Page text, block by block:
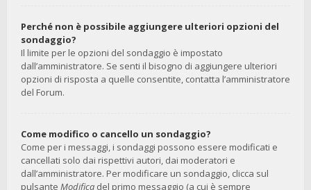
Perché non è possibile aggiungere ulteriori opzioni del
sondaggio?
Il limite per le opzioni del sondaggio è impostato
dall’amministratore. Se senti il bisogno di aggiungere ulteriori
opzioni di risposta a quelle consentite, contatta l’amministratore
del Forum.
Come modifico o cancello un sondaggio?
Come per i messaggi, i sondaggi possono essere modificati e
cancellati solo dai rispettivi autori, dai moderatori e
dall’amministratore. Per modificare un sondaggio, clicca sul
pulsante Modifica del primo messaggio (a cui è sempre